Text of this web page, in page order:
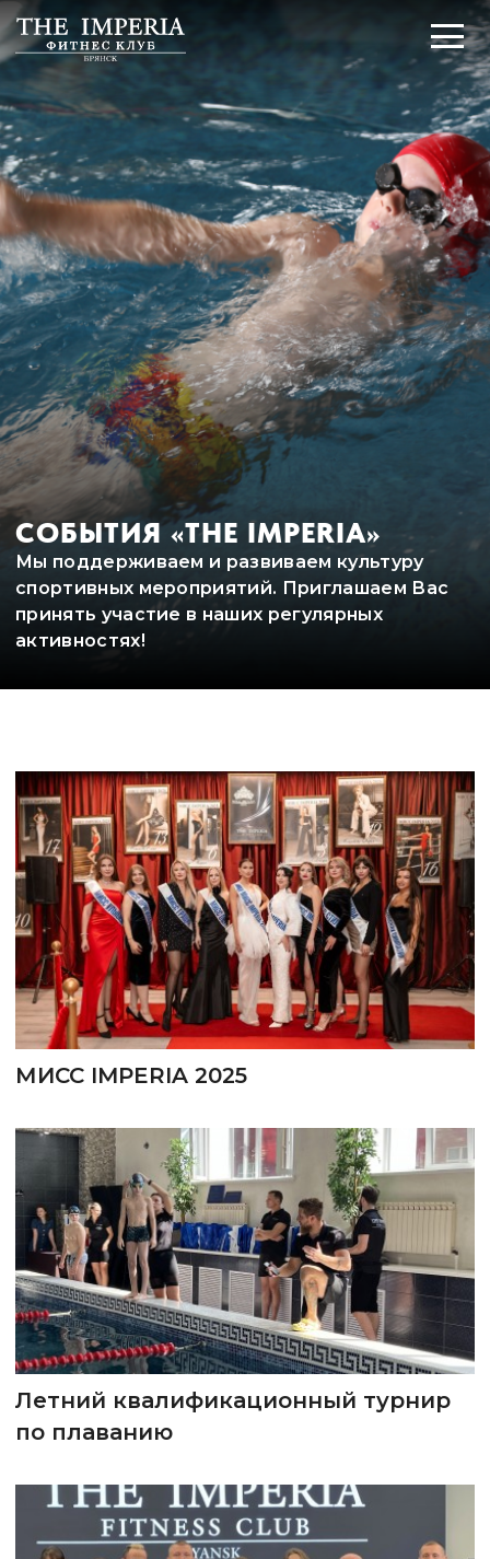
СОБЫТИЯ «THE IMPERIA»
Мы поддерживаем и развиваем культуру
спортивных мероприятий. Приглашаем Вас
принять участие в наших регулярных
активностях!
МИСС IMPERIA 2025
Летний квалификационный турнир
по плаванию